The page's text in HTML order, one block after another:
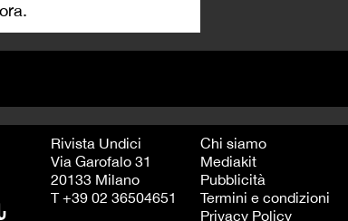
Rivista Undici
Via Garofalo 31
20133 Milano
T +39 02 36504651
Chi siamo
Mediakit
Pubblicità
Termini e condizioni
Privacy Policy